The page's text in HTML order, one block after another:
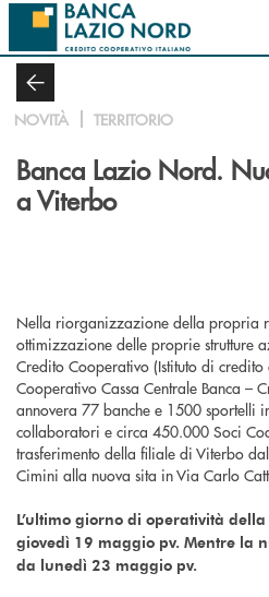
Salta al contenuto principale
NOVITÀ TERRITORIO
Banca Lazio Nord.
a Viterbo
Nella riorganizzazione della propria
ottimizzazione delle proprie strutture
Credito Cooperativo (Istituto di
Cooperativo Cassa Centrale Banca –
annovera 77 banche e 1500 sportelli
collaboratori e circa 450.000 Soci
trasferimento della filiale di Viterbo
Cimini alla nuova sita in Via Carlo
L’ultimo giorno di operatività
giovedì 19 maggio pv. Mentre la
da lunedì 23 maggio pv.